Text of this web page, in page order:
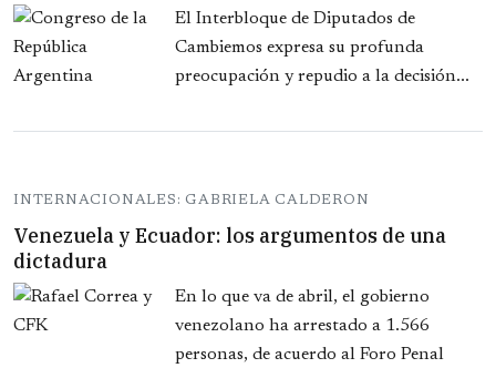
El Interbloque de Diputados de
Cambiemos expresa su profunda
preocupación y repudio a la decisión...
INTERNACIONALES: GABRIELA CALDERON
Venezuela y Ecuador: los argumentos de una
dictadura
En lo que va de abril, el gobierno
venezolano ha arrestado a 1.566
personas, de acuerdo al Foro Penal